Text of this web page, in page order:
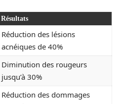
Résultats
Réduction des lésions
acnéiques de 40%
Diminution des rougeurs
jusqu’à 30%
Réduction des dommages